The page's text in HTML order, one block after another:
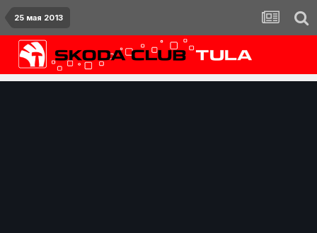
25 мая 2013